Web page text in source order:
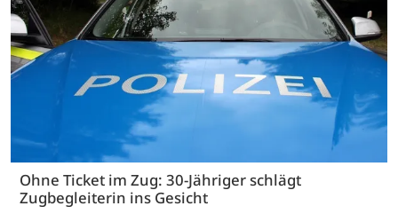
Ohne Ticket im Zug: 30-Jähriger schlägt
Zugbegleiterin ins Gesicht